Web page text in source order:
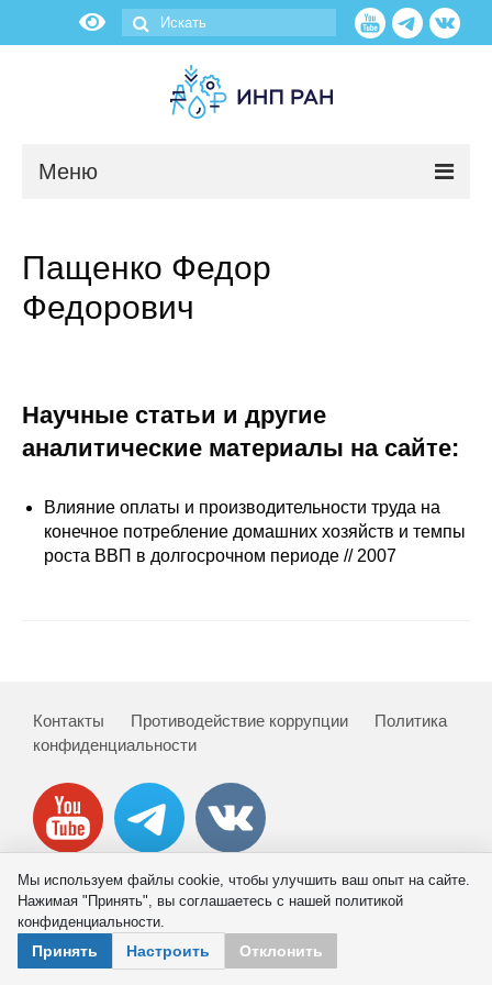
Меню
О нас
Об институте
Администрация
Отчетность
Публикации
Издания
О журнале
Номера журналов
Пащенко Федор
Федорович
Научные статьи и другие
аналитические материалы на сайте:
Влияние оплаты и производительности труда на
конечное потребление домашних хозяйств и темпы
роста ВВП в долгосрочном периоде // 2007
Контакты Противодействие коррупции
Политика
конфиденциальности
© 2026 ИНП РАН
Мы используем файлы cookie, чтобы улучшить ваш опыт на сайте.
Нажимая "Принять", вы соглашаетесь с нашей политикой
конфиденциальности.
Принять Настроить Отклонить